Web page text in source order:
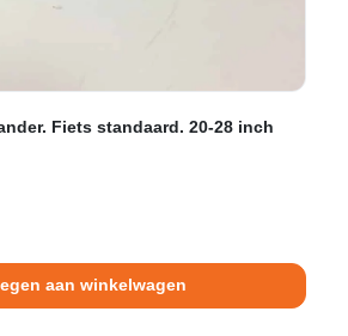
Fiets standaard. 20-28 inch
aan winkelwagen